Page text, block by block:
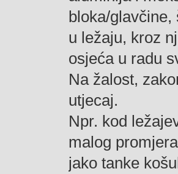
bloka/glavčine,
u ležaju, kroz
osjeća u radu
Na žalost,
utjecaj.
Npr. kod
malog
jako tanke